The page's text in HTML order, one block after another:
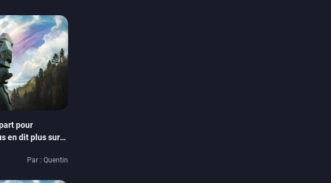
pour
en dit plus sur
Par : Quentin